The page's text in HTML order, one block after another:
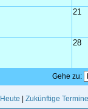
21
28
Gehe zu:
Heute Zukünftige Termine